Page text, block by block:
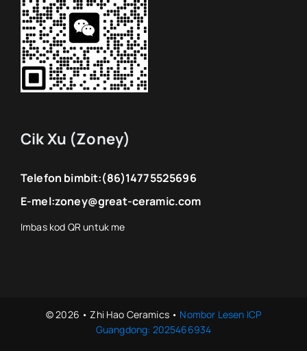
Cik Xu (Zoney)
Telefon bimbit:(86)14775525696
E-mel:zoney@great-ceramic.com
© 2026 • Zhi Hao Ceramics • Nombor Lesen ICP
Guangdong: 2025466934